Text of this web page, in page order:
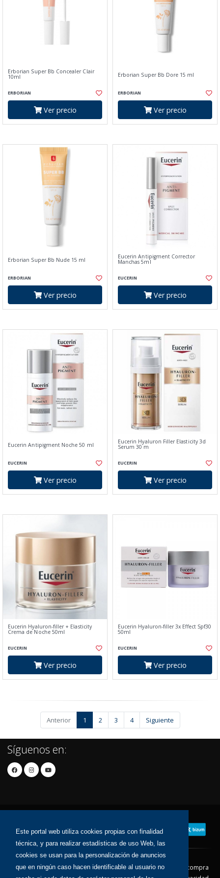
Este portal web utiliza cookies propias con finalidad
técnica, y para realizar estadísticas de uso Web, las
cookies se usan para la personalización de anuncios
que en ningún caso hacen identificable al usuario no
Erborian Super Bb Concealer Clair
10ml
ERBORIAN
Ver precio
Erborian Super Bb Dore 15 ml
ERBORIAN
Ver precio
Erborian Super Bb Nude 15 ml
ERBORIAN
Ver precio
Eucerin Antipigment Corrector
Manchas 5ml
EUCERIN
Ver precio
Eucerin Antipigment Noche 50 ml
EUCERIN
Ver precio
Eucerin Hyaluron Filler Elasticity 3d
Serum 30 m
EUCERIN
Ver precio
Eucerin Hyaluron-filler + Elasticity
Crema de Noche 50ml
EUCERIN
Ver precio
Eucerin Hyaluron-filler 3x Effect Spf30
50ml
EUCERIN
Ver precio
Anterior 1 2 3 4 Siguiente
Síguenos en:
Contacto Aviso Legal
Condiciones de compra